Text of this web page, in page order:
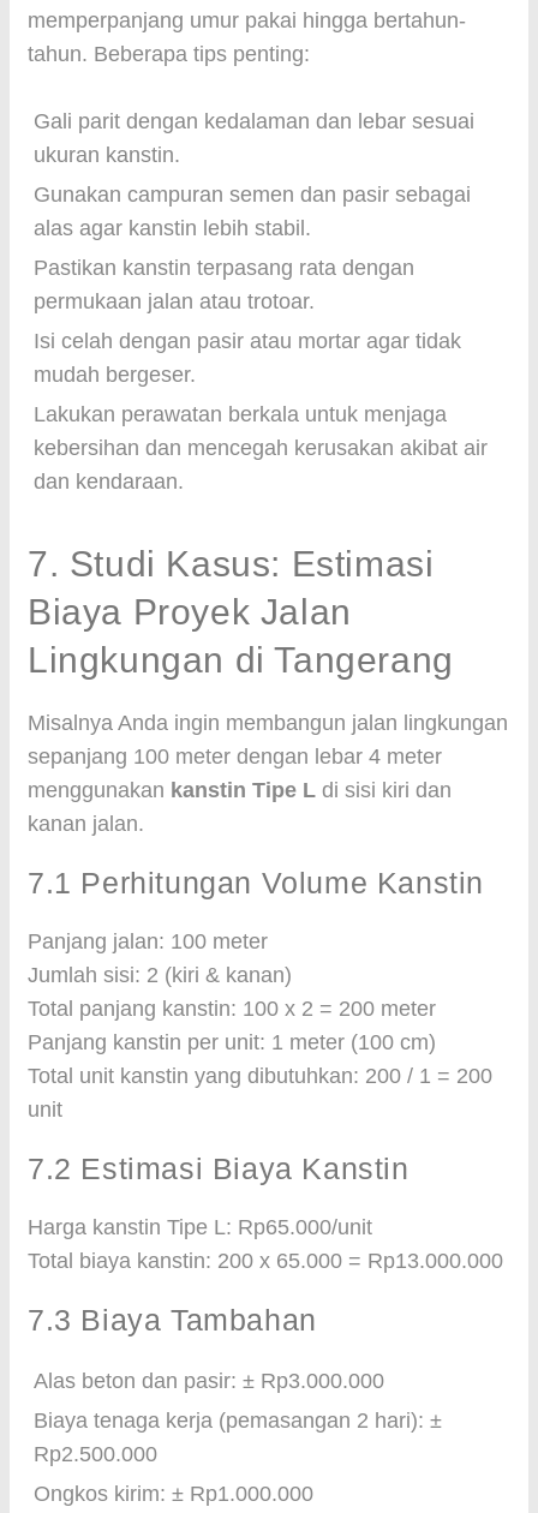
memperpanjang umur pakai hingga bertahun-
tahun. Beberapa tips penting:
Gali parit dengan kedalaman dan lebar sesuai
ukuran kanstin.
Gunakan campuran semen dan pasir sebagai
alas agar kanstin lebih stabil.
Pastikan kanstin terpasang rata dengan
permukaan jalan atau trotoar.
Isi celah dengan pasir atau mortar agar tidak
mudah bergeser.
Lakukan perawatan berkala untuk menjaga
kebersihan dan mencegah kerusakan akibat air
dan kendaraan.
7. Studi Kasus: Estimasi
Biaya Proyek Jalan
Lingkungan di Tangerang
Misalnya Anda ingin membangun jalan lingkungan
sepanjang 100 meter dengan lebar 4 meter
menggunakan kanstin Tipe L di sisi kiri dan
kanan jalan.
7.1 Perhitungan Volume Kanstin
Panjang jalan: 100 meter
Jumlah sisi: 2 (kiri & kanan)
Total panjang kanstin: 100 x 2 = 200 meter
Panjang kanstin per unit: 1 meter (100 cm)
Total unit kanstin yang dibutuhkan: 200 / 1 = 200
unit
7.2 Estimasi Biaya Kanstin
Harga kanstin Tipe L: Rp65.000/unit
Total biaya kanstin: 200 x 65.000 = Rp13.000.000
7.3 Biaya Tambahan
Alas beton dan pasir: ± Rp3.000.000
Biaya tenaga kerja (pemasangan 2 hari): ±
Rp2.500.000
Ongkos kirim: ± Rp1.000.000